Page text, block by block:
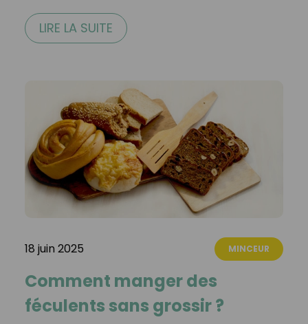
LIRE LA SUITE
18 juin 2025 MINCEUR
Comment manger des
féculents sans grossir ?